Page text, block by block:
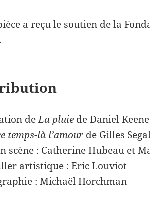
a reçu le soutien de la
deLa pluie de Daniel
temps-là l’amour de Gilles Segal
scène : Catherine Hubeau et
artistique : Eric Louviot
: Michaël Horchman